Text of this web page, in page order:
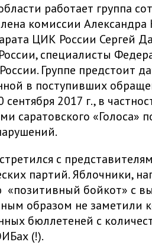
работает группа
комиссии Александра
ЦИК России Сергей
специалисты
Группе предстоит
в поступивших
2017 г., в
саратовского «Голоса»
с
партий. Яблочники,
«позитивный бойкот» с
образом не заметили
бюллетеней с
(!).